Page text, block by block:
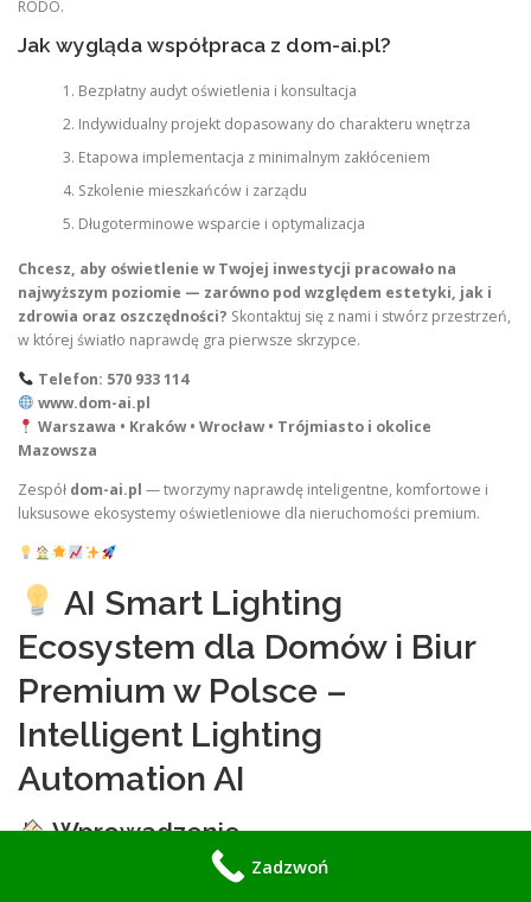
RODO.
Jak wygląda współpraca z dom-ai.pl?
Bezpłatny audyt oświetlenia i konsultacja
Indywidualny projekt dopasowany do charakteru wnętrza
Etapowa implementacja z minimalnym zakłóceniem
Szkolenie mieszkańców i zarządu
Długoterminowe wsparcie i optymalizacja
Chcesz, aby oświetlenie w Twojej inwestycji pracowało na
najwyższym poziomie — zarówno pod względem estetyki, jak i
zdrowia oraz oszczędności? Skontaktuj się z nami i stwórz przestrzeń,
w której światło naprawdę gra pierwsze skrzypce.
Telefon: 570 933 114
www.dom-ai.pl
Warszawa • Kraków • Wrocław • Trójmiasto i okolice
Mazowsza
Zespół dom-ai.pl — tworzymy naprawdę inteligentne, komfortowe i
luksusowe ekosystemy oświetleniowe dla nieruchomości premium.
AI Smart Lighting
Ecosystem dla Domów i Biur
Premium w Polsce –
Intelligent Lighting
Automation AI
Wprowadzenie
Nowoczesne nieruchomości premium — inteligentne domy i biura —
Zadzwoń